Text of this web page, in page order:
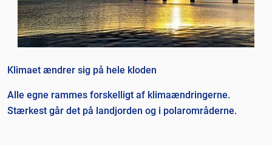
Klimaet ændrer sig på hele kloden
Alle egne rammes forskelligt af klimaændringerne.
Stærkest går det på landjorden og i polarområderne.